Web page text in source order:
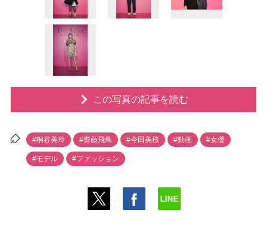
この写真の記事を読む
#桐谷美玲 #齋藤飛鳥 #今田美桜 #動画 #女優
#モデル #ファッション